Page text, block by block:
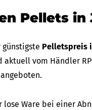
Pellets in
günstigste Pelletspreis
aktuell vom Händler
lose Ware bei einer